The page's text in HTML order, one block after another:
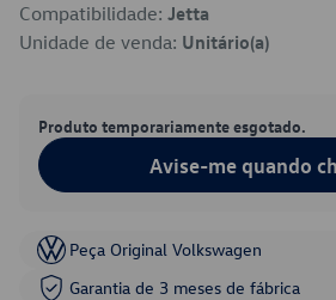
Compatibilidade: Jetta
Unidade de venda: Unitário(a)
Produto temporariamente esgotado.
Avise-me quando
Peça Original Volkswagen
Garantia de 3 meses de fábrica